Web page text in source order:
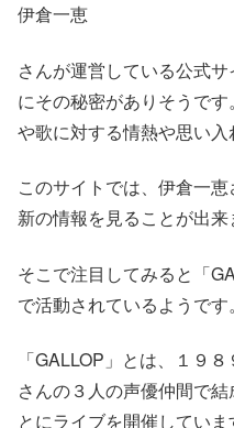
伊倉一恵
さんが運営している公式サ
にその秘密がありそうで
や歌に対する情熱や思い入
このサイトでは、 伊倉一恵
新の情報を見ることが出来
そこで注目してみると 「
で活動されているようです。
「GALLOP」 とは、１９
さんの３人の声優仲間で
とにライブを開催していま